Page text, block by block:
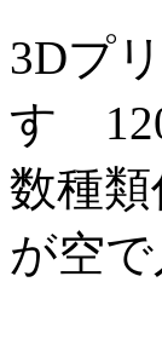
3Dプ
す
数種
が空